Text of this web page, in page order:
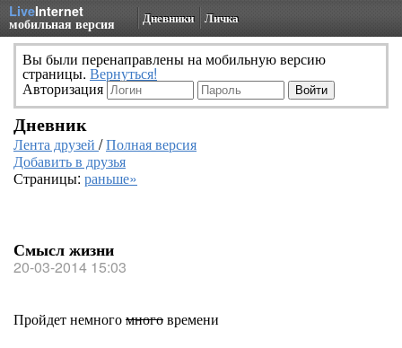
LiveInternet
мобильная версия Дневники Личка
Вы были перенаправлены на мобильную версию
страницы. Вернуться!
Авторизация
Дневник
Лента друзей /Полная версия
Добавить в друзья
Страницы: раньше»
Смысл жизни
20-03-2014 15:03
Пройдет немногомноговремени